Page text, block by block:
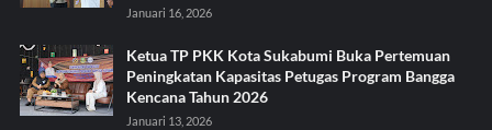
Januari 16, 2026
Ketua TP PKK Kota Sukabumi Buka Pertemuan
Peningkatan Kapasitas Petugas Program Bangga
Kencana Tahun 2026
Januari 13, 2026